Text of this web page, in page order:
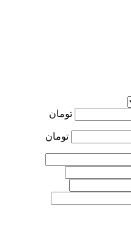
تومان
تومان